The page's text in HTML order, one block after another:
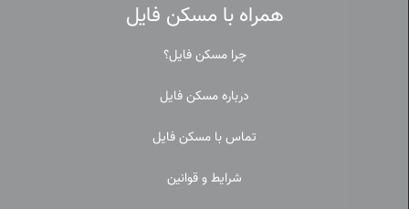
همراه با مسکن فایل
چرا مسکن فایل؟
درباره مسکن فایل
تماس با مسکن فایل
شرایط و قوانین